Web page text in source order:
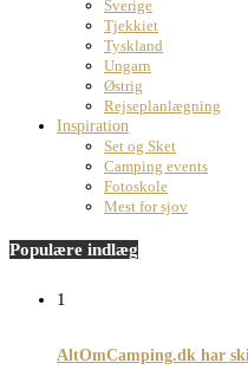
Sverige
Tjekkiet
Tyskland
Ungarn
Østrig
Rejseplanlægning
Inspiration
Set og Sket
Camping events
Fotoskole
Mest for sjov
Populære indlæg
1
AltOmCamping.dk har